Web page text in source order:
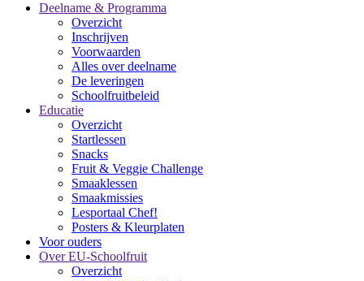
Deelname & Programma
Overzicht
Inschrijven
Voorwaarden
Alles over deelname
De leveringen
Schoolfruitbeleid
Educatie
Overzicht
Startlessen
Snacks
Fruit & Veggie Challenge
Smaaklessen
Smaakmissies
Lesportaal Chef!
Posters & Kleurplaten
Voor ouders
Over EU-Schoolfruit
Overzicht